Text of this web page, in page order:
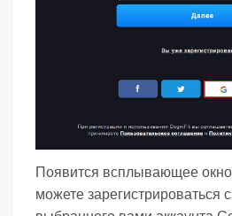
Появится всплывающее
можете зарегистрироваться